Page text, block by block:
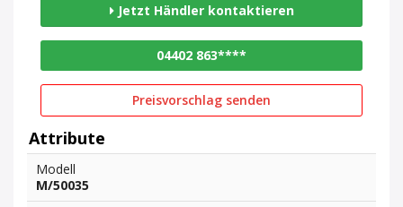
Jetzt Händler kontaktieren
04402 863****
Preisvorschlag senden
Attribute
Modell
M/50035